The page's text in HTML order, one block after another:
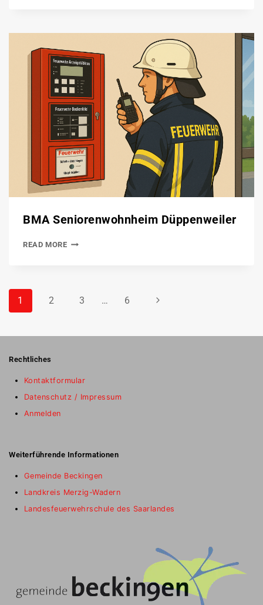
BMA Seniorenwohnheim Düppenweiler
READ MORE
1 2 3 … 6
Rechtliches
Kontaktformular
Datenschutz / Impressum
Anmelden
Weiterführende Informationen
Gemeinde Beckingen
Landkreis Merzig-Wadern
Landesfeuerwehrschule des Saarlandes